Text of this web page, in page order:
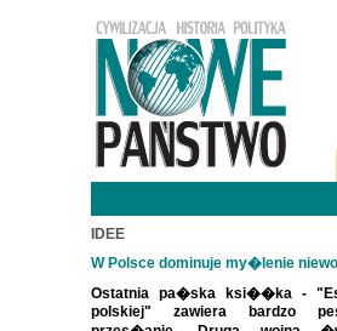
IDEE
W Polsce dominuje my�lenie
Ostatnia pa�ska ksi��ka -
polskiej" zawiera bardzo